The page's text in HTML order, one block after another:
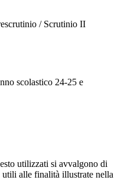
/ Scrutinio II
scolastico 24-25 e
utilizzati si avvalgono di
utili alle finalità illustrate nella